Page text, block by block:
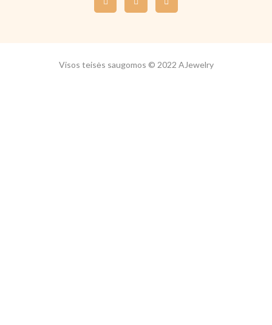
Visos teisės saugomos © 2022 AJewelry